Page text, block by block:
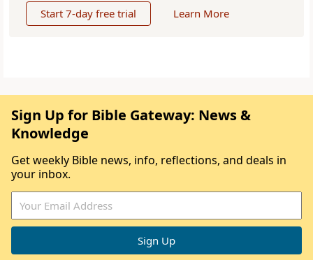
Start 7-day free trial Learn More
Sign Up for Bible Gateway: News &
Knowledge
Get weekly Bible news, info, reflections, and deals in
your inbox.